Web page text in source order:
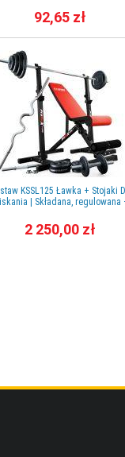
92,65 zł
KSSL125 Ławka + Stojaki
| Składana, regulowana
2 250,00 zł